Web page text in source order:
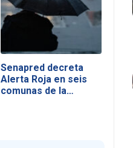
Senapred decreta
Alerta Roja en seis
comunas de la…